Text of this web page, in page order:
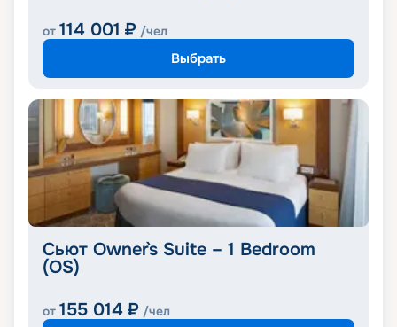
от 114 001 ₽ /чел
Выбрать
Сьют Owner`s Suite – 1 Bedroom
(OS)
от 155 014 ₽ /чел